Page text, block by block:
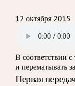
12 октября 2015
В соответствии
и перематывать
Первая